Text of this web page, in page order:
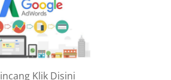
Klik Disini